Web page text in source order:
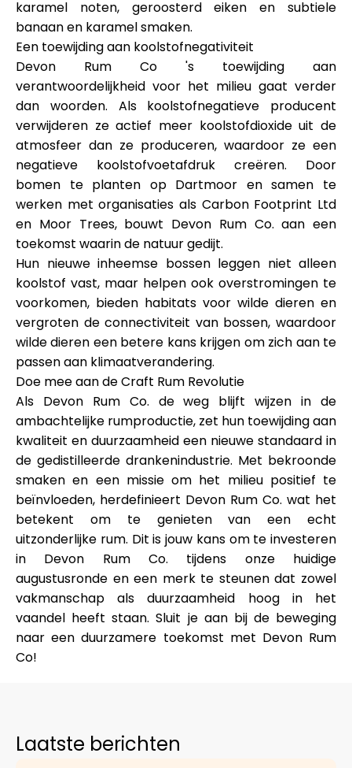
karamel noten, geroosterd eiken en subtiele
banaan en karamel smaken.
Een toewijding aan koolstofnegativiteit
Devon Rum Co 's toewijding aan
verantwoordelijkheid voor het milieu gaat verder
dan woorden. Als koolstofnegatieve producent
verwijderen ze actief meer koolstofdioxide uit de
atmosfeer dan ze produceren, waardoor ze een
negatieve koolstofvoetafdruk creëren. Door
bomen te planten op Dartmoor en samen te
werken met organisaties als Carbon Footprint Ltd
en Moor Trees, bouwt Devon Rum Co. aan een
toekomst waarin de natuur gedijt.
Hun nieuwe inheemse bossen leggen niet alleen
koolstof vast, maar helpen ook overstromingen te
voorkomen, bieden habitats voor wilde dieren en
vergroten de connectiviteit van bossen, waardoor
wilde dieren een betere kans krijgen om zich aan te
passen aan klimaatverandering.
Doe mee aan de Craft Rum Revolutie
Als Devon Rum Co. de weg blijft wijzen in de
ambachtelijke rumproductie, zet hun toewijding aan
kwaliteit en duurzaamheid een nieuwe standaard in
de gedistilleerde drankenindustrie. Met bekroonde
smaken en een missie om het milieu positief te
beïnvloeden, herdefinieert Devon Rum Co. wat het
betekent om te genieten van een echt
uitzonderlijke rum. Dit is jouw kans om te investeren
in Devon Rum Co. tijdens onze huidige
augustusronde en een merk te steunen dat zowel
vakmanschap als duurzaamheid hoog in het
vaandel heeft staan. Sluit je aan bij de beweging
naar een duurzamere toekomst met Devon Rum
Co!
Laatste berichten